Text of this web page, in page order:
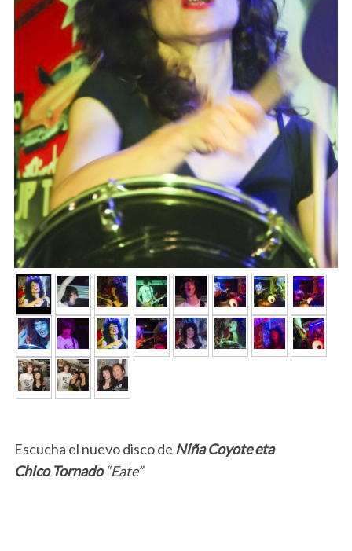
Escucha el nuevo disco de Niña Coyote eta
Chico Tornado“Eate”